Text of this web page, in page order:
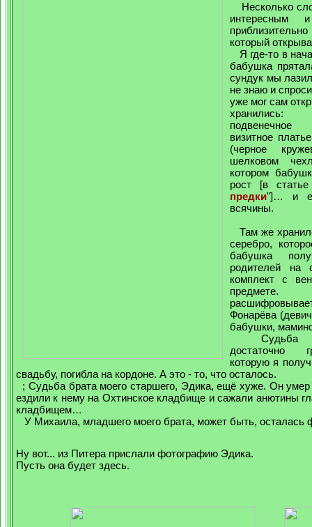
Несколько
интересным
который
Я где-то в
бабушка
сундук мы
не знаю и
уже мог сам
визитное
(черное
шелковом
котором
рост [в
предки"]… и
всячины.
Там же
серебро,
бабушка
родителей на
комплект с
предмете.
Фонарёва
бабушки,
Судьба
достаточно
которую я
свадьбу, погибла на кордоне. А это - то, что осталось.
; Судьба брата моего старшего, Эдика, ещё хуже. Он
ездили к нему на Охтинское кладбище и сажали анютины
кладбищем…
У Михаила, младшего моего брата, может быть,
Ну вот... из Питера прислали фотографию Эдика.
Пусть она будет здесь.